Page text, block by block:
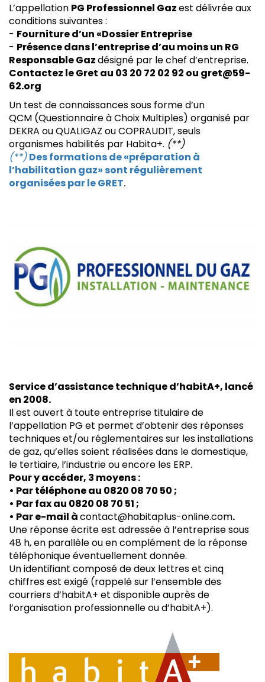
L’appellation PG Professionnel Gazest délivrée aux
conditions suivantes :
- Fourniture d’un «Dossier Entreprise
- Présence dans l’entreprise d’au moins un RG
Responsable Gazdésigné par le chef d’entreprise.
Contactez le Gret au 03 20 72 02 92 ou gret@59-
62.org
Un test de connaissances sous forme d’un
QCM (Questionnaire à Choix Multiples) organisé par
DEKRA ou QUALIGAZ ou COPRAUDIT, seuls
organismes habilités par Habita+. (**)
(**)Des formations de «préparation à
l’habilitation gaz» sont régulièrement
organisées par le GRET.
Service d’assistance technique d’habitA+, lancé
en 2008.
Il est ouvert à toute entreprise titulaire de
l’appellation PG et permet d’obtenir des réponses
techniques et/ou réglementaires sur les installations
de gaz, qu’elles soient réalisées dans le domestique,
le tertiaire, l’industrie ou encore les ERP.
Pour y accéder, 3 moyens :
• Par téléphone au 0820 08 70 50 ;
• Par fax au 0820 08 70 51 ;
• Par e-mail àcontact@habitaplus-online.com.
Une réponse écrite est adressée à l’entreprise sous
48 h, en parallèle ou en complément de la réponse
téléphonique éventuellement donnée.
Un identifiant composé de deux lettres et cinq
chiffres est exigé (rappelé sur l’ensemble des
courriers d’habitA+ et disponible auprès de
l’organisation professionnelle ou d’habitA+).